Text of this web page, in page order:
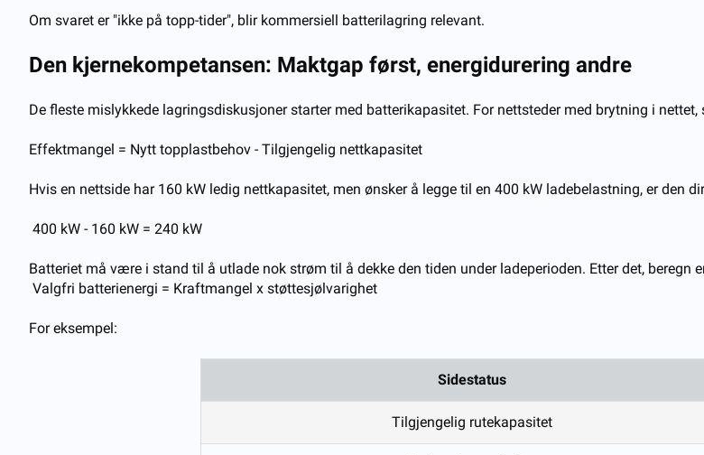
Om svaret er "ikke på topp-tider", blir kommersiell batterilagring relevant.
Den kjernekompetansen: Maktgap først, energidurering andre
De fleste mislykkede lagringsdiskusjoner starter med batterikapasitet. For nettsteder med brytning i nettet,
Effektmangel = Nytt topplastbehov - Tilgjengelig nettkapasitet
Hvis en nettside har 160 kW ledig nettkapasitet, men ønsker å legge til en 400 kW ladebelastning, er den
400 kW - 160 kW = 240 kW
Batteriet må være i stand til å utlade nok strøm til å dekke den tiden under ladeperioden. Etter det, beregn
Valgfri batterienergi = Kraftmangel x støttesjølvarighet
For eksempel:
Sidestatus
Tilgjengelig rutekapasitet